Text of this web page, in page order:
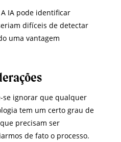
A IA pode identificar
difíceis de detectar
uma vantagem
se ignorar que qualquer
tem um certo grau de
precisam ser
de fato o processo.